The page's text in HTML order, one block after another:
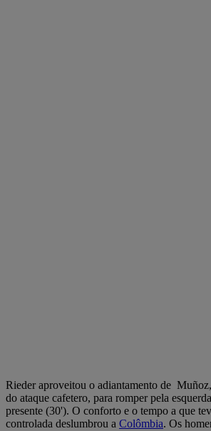
Rieder aproveitou o adiantamento de
do ataque cafetero, para romper pela
presente (30'). O conforto e o tempo a que
controlada deslumbrou a Colômbia. Os